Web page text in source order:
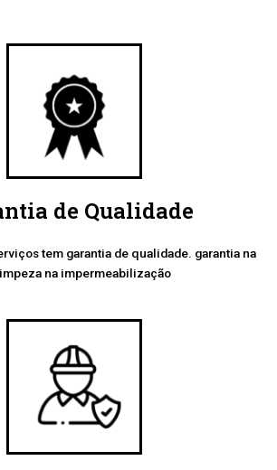
de Qualidade
tem garantia de qualidade. garantia na
na impermeabilização